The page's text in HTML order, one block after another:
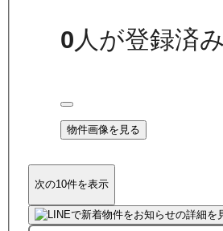
0 人が登録済み
物件画像を見る
次の10件を表示